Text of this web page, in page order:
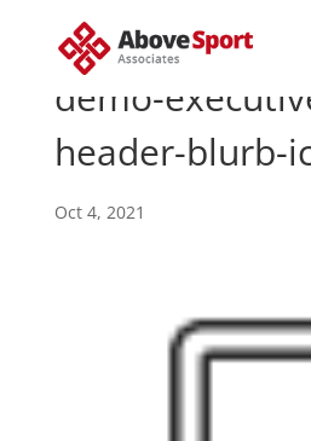
demo-
header-blurb-
Oct 4, 2021